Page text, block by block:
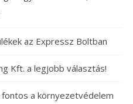
az Expressz Boltban
Kft. a legjobb választás!
fontos a környezetvédelem